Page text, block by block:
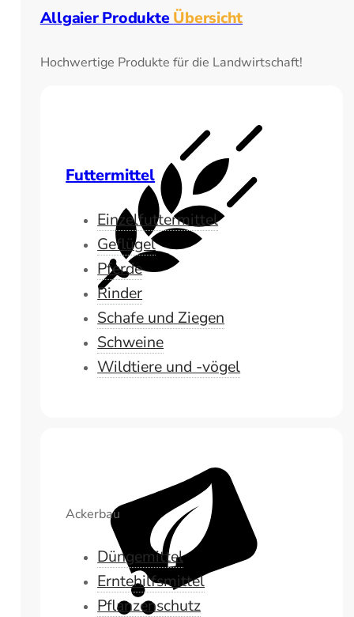
Allgaier ProdukteÜbersicht
Hochwertige Produkte für die Landwirtschaft!
Futtermittel
Einzelfuttermittel
Geflügel
Pferde
Rinder
Schafe und Ziegen
Schweine
Wildtiere und -vögel
Ackerbau
Düngemittel
Erntehilfsmittel
Pflanzenschutz